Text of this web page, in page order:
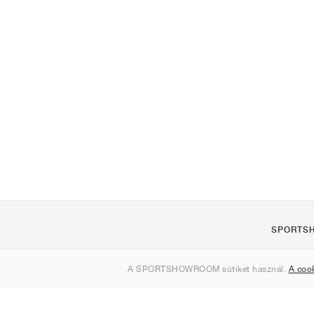
A SPORTSHOWROOM sütiket használ. A
Kapcsolat